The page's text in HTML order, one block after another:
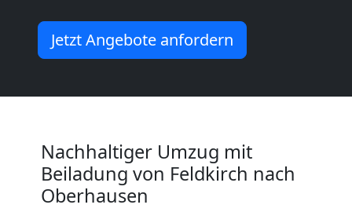
Jetzt Angebote anfordern
Nachhaltiger Umzug mit
Beiladung von Feldkirch nach
Oberhausen
Feldkirch
Mann
LKW